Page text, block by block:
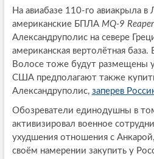
На авиабазе 110-го авиакрыла
американские БПЛА MQ-9 Reaper
Александруполис на севере
американская вертолётная
Волосе тоже будут размещены
США предполагают также
Александруполис, заперев
Обозреватели единодушны в
активизировал военное
ухудшения отношения с Анкарой,
своём намерении закупить у